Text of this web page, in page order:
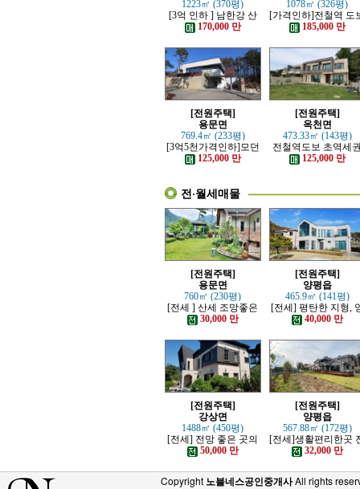
1223㎡ (370평)
[3억 인하 ] 남한강 산
책로 접한 최고급 전원
170,000 만
1078㎡ (326평)
[가격인하]전철역 도
강조망 되는 고급 전
185,000 만
[전원주택]
용문면
769.4㎡ (233평)
[3억5천가격인하]모던
하고 고급스러운 본채,
별채있는 전원주택
125,000 만
[전원주택]
옥천면
473.33㎡ (143평)
전철역도보 초역세
강조망 고급전원주
125,000 만
전·월세매물
[전원주택]
용문면
760㎡ (230평)
[전세 ] 산세 조망좋은
정원 예쁜, 단층주택
30,000 만
[전원주택]
양평읍
465.9㎡ (141평)
[전세] 평탄한 지형,
평시내 차량 접근성
수한 전원주택
40,000 만
[전원주택]
강상면
1488㎡ (450평)
[전세] 전망 좋은 곳의
고급 전원주택
50,000 만
[전원주택]
양평읍
567.88㎡ (172평)
[전세]생활편리한곳
망트인 전원주택
32,000 만
Copyright 노블네스공인중개사All rights